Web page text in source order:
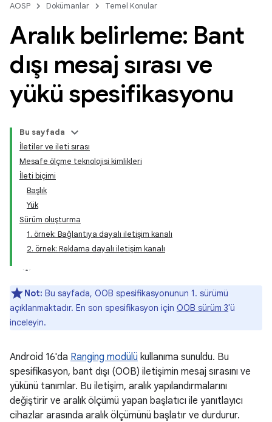
AOSP Dokümanlar Temel Konular
Aralık belirleme: Bant
dışı mesaj sırası ve
yükü spesifikasyonu
Bu sayfada
İletiler ve ileti sırası
Mesafe ölçme teknolojisi kimlikleri
İleti biçimi
Başlık
Yük
Sürüm oluşturma
1. örnek: Bağlantıya dayalı iletişim kanalı
2. örnek: Reklama dayalı iletişim kanalı
Not: Bu sayfada, OOB spesifikasyonunun 1. sürümü
açıklanmaktadır. En son spesifikasyon için OOB sürüm 3'ü
inceleyin.
Android 16'da Ranging modülü kullanıma sunuldu. Bu
spesifikasyon, bant dışı (OOB) iletişimin mesaj sırasını ve
yükünü tanımlar. Bu iletişim, aralık yapılandırmalarını
değiştirir ve aralık ölçümü yapan başlatıcı ile yanıtlayıcı
cihazlar arasında aralık ölçümünü başlatır ve durdurur.